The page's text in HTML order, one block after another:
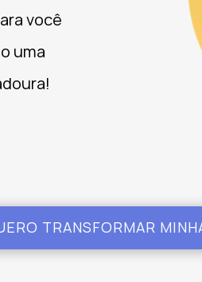
você
uma
TRANSFORMAR